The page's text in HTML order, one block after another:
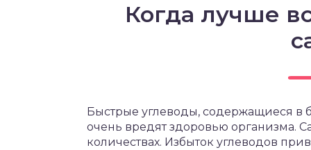
Когда лучше
Быстрые углеводы, содержащиеся в
очень вредят здоровью организма.
количествах. Избыток углеводов